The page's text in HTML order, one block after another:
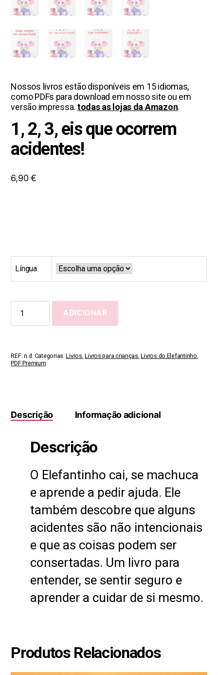
Nossos livros estão disponíveis em 15 idiomas,
como PDFs para download em nosso site ou em
versão impressa. todas as lojas da Amazon.
1, 2, 3, eis que ocorrem
acidentes!
6,90€
Língua
1,
Are
ADICIONAR
REF:n.d. Categorias:Livros,Livros para crianças,Livros do Elefantinho,
PDF Premium
Descrição Informação adicional
Descrição
O Elefantinho cai, se machuca
e aprende a pedir ajuda. Ele
também descobre que alguns
acidentes são não intencionais
e que as coisas podem ser
consertadas. Um livro para
entender, se sentir seguro e
aprender a cuidar de si mesmo.
Produtos Relacionados